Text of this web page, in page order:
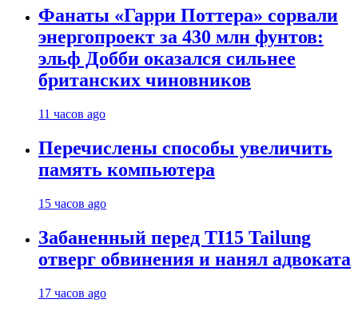
Фанаты «Гарри Поттера» сорвали
энергопроект за 430 млн фунтов:
эльф Добби оказался сильнее
британских чиновников
11 часов ago
Перечислены способы увеличить
память компьютера
15 часов ago
Забаненный перед TI15 Tailung
отверг обвинения и нанял адвоката
17 часов ago